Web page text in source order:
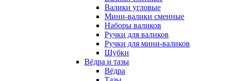
Валики угловые
Мини-валики сменные
Наборы валиков
Ручки для валиков
Ручки для мини-валиков
Шубки
Вёдра и тазы
Вёдра